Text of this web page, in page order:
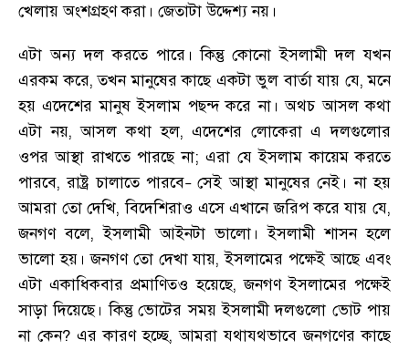
খেলায় অংশগ্রহণ করা । জেতাটা উদ্দেশ্য নয় ।
এটা অন্য দল করতে পারে। কিন্তু কোনো ইসলামী দল যখন
এরকম করে,তখন মানুষের কাছে একটা ভুল বার্তা যায় যে,মনে
হয় এদেশের মানুষ ইসলাম পছন্দ করে না। অথচ আসল কথা
এটা নয়,আসল কথা হল,এদেশের লোকেরা এ দলগুলোর
ওপর আস্থা রাখতে পারছে না;এরা যে ইসলাম কায়েম করতে
পারবে,রাষ্ট্র চালাতে পারবে– সেই আস্থা মানুষের নেই। না হয়
আমরা তো দেখি,বিদেশিরাও এসে এখানে জরিপ করে যায় যে,
জনগণ বলে,ইসলামী আইনটা ভালো । ইসলামী শাসন হলে
ভালো হয়। জনগণ তো দেখা যায়,ইসলামের পক্ষেই আছে এবং
এটা একাধিকবার প্রমাণিতও হয়েছে,জনগণ ইসলামের পক্ষেই
সাড়া দিয়েছে। কিন্তু ভোটের সময় ইসলামী দলগুলো ভোট পায়
না কেন? এর কারণ হচ্ছে,আমরা যথাযথভাবে জনগণের কাছে